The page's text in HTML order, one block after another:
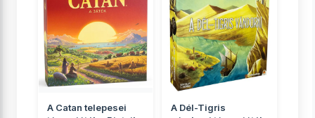
A Catan telepesei
A Dél-Tigris